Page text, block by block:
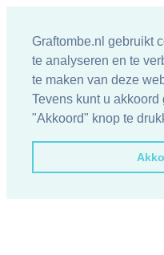
Graftombe.nl gebruikt
te analyseren en te
te maken van deze
Tevens kunt u
"Akkoord" knop te